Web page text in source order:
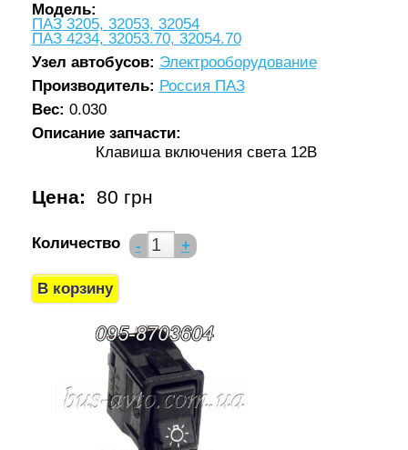
Модель:
ПАЗ 3205, 32053, 32054
ПАЗ 4234, 32053.70, 32054.70
Узел автобусов: Электрооборудование
Производитель: Россия ПАЗ
Вес: 0.030
Описание запчасти:
Клавиша включения света 12В
Цена: 80 грн
Количество - +